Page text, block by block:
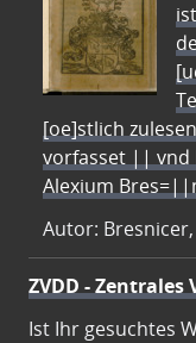
[oe]stlich
vorfasset || vnd
Alexium
Autor:
ZVDD -
Ist Ihr gesuchtes